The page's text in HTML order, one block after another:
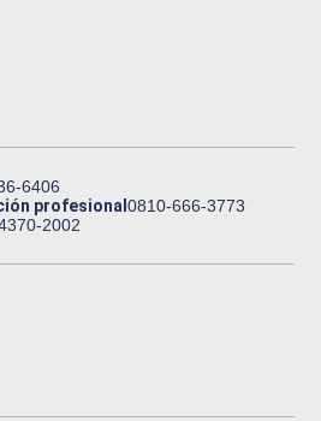
6406
profesional0810-666-3773
2002